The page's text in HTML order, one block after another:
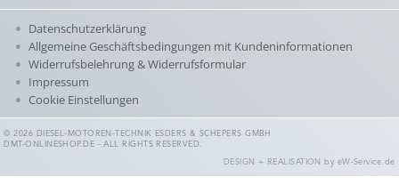
Datenschutzerklärung
Allgemeine Geschäftsbedingungen mit Kundeninformationen
Widerrufsbelehrung & Widerrufsformular
Impressum
Cookie Einstellungen
© 2026 DIESEL-MOTOREN-TECHNIK ESDERS & SCHEPERS GMBH
DMT-ONLINESHOP.DE - ALL RIGHTS RESERVED.
DESIGN + REALISATION by eW-Service.de